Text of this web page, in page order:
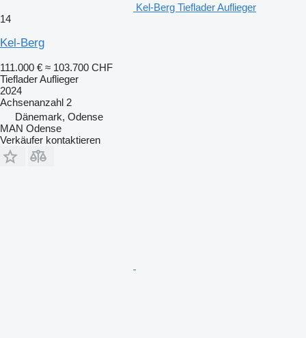
Kel-Berg Tieflader Auflieger
14
Kel-Berg
111.000 € ≈ 103.700 CHF
Tieflader Auflieger
2024
Achsenanzahl 2
Dänemark, Odense
MAN Odense
Verkäufer kontaktieren